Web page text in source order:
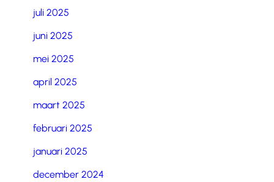
juli 2025
juni 2025
mei 2025
april 2025
maart 2025
februari 2025
januari 2025
december 2024